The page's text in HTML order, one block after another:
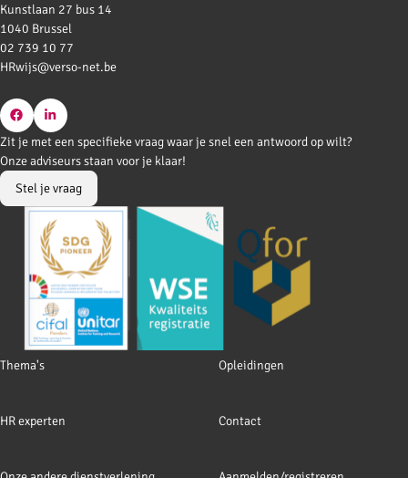
Kunstlaan 27 bus 14
1040 Brussel
02 739 10 77
HRwijs@verso-net.be
Go
to
Facebook
Go
to
LinkedIn
Footer
Thema's Opleidingen
HR experten Contact
Zit je met een specifieke vraag waar je snel een antwoord op wilt?
Onze adviseurs staan voor je klaar!
Stel je vraag